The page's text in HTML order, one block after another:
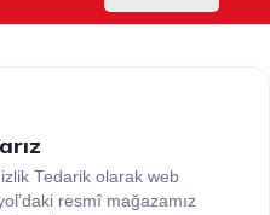
Tedarik olarak web
resmî mağazamız